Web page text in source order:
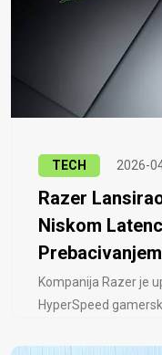
TECH 2026-
Razer
Niskom
Kompanija Razer je
HyperSpeed